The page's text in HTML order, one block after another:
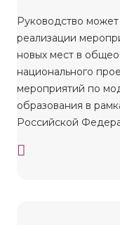
Руководство
реализации
новых мест в
национального
мероприятий по
образования в
Российской